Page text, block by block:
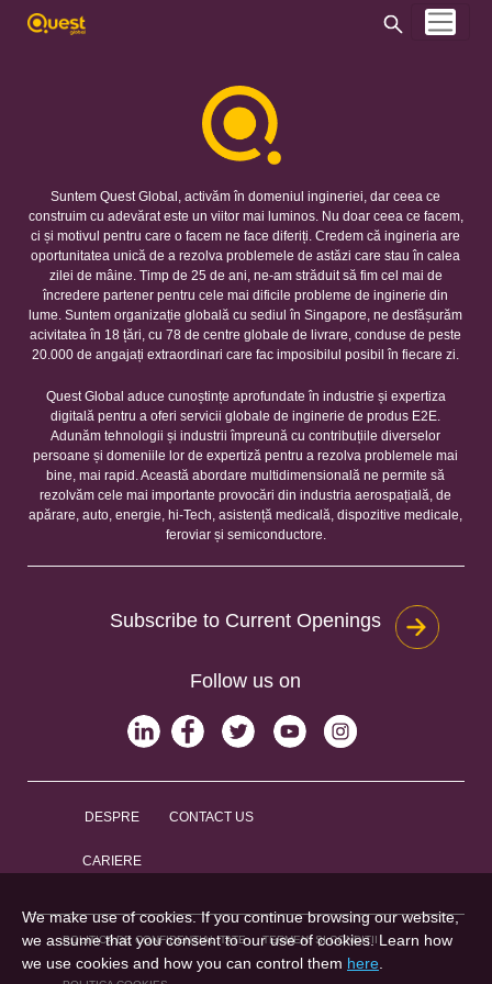
Suntem Quest Global, activăm în domeniul ingineriei, dar ceea ce
construim cu adevărat este un viitor mai luminos. Nu doar ceea ce facem,
ci și motivul pentru care o facem ne face diferiți. Credem că ingineria are
oportunitatea unică de a rezolva problemele de astăzi care stau în calea
zilei de mâine. Timp de 25 de ani, ne-am străduit să fim cel mai de
încredere partener pentru cele mai dificile probleme de inginerie din
lume. Suntem organizație globală cu sediul în Singapore, ne desfășurăm
acivitatea în 18 țări, cu 78 de centre globale de livrare, conduse de peste
20.000 de angajați extraordinari care fac imposibilul posibil în fiecare zi.
Quest Global aduce cunoștințe aprofundate în industrie și expertiza
digitală pentru a oferi servicii globale de inginerie de produs E2E.
Adunăm tehnologii și industrii împreună cu contribuțiile diverselor
persoane și domeniile lor de expertiză pentru a rezolva problemele mai
bine, mai rapid. Această abordare multidimensională ne permite să
rezolvăm cele mai importante provocări din industria aerospațială, de
apărare, auto, energie, hi-Tech, asistență medicală, dispozitive medicale,
feroviar și semiconductore.
Subscribe to Current Openings
Follow us on
DESPRE CONTACT US
CARIERE
POLITICA DE CONFIDENȚIALITATE TERMENI ȘI CONDIȚII
We make use of cookies. If you continue browsing our website,
we assume that you consent to our use of cookies. Learn how
we use cookies and how you can control them here